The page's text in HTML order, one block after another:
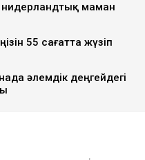
нидерландтық маман
55 сағатта жүзіп
әлемдік деңгейдегі